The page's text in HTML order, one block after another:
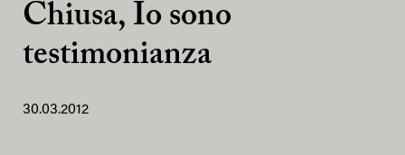
Chiusa, Io sono
testimonianza
30.03.2012